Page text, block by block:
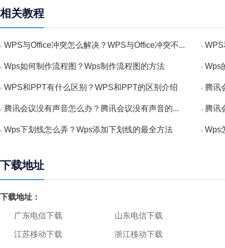
相关教程
WPS与Office冲突怎么解决？WPS与Office冲突不...
Wps如何制作流程图？Wps制作流程图的方法 Wps
WPS和PPT有什么区别？WPS和PPT的区别介绍 腾讯
腾讯会议没有声音怎么办？腾讯会议没有声音的... 腾讯
Wps下划线怎么弄？Wps添加下划线的最全方法 Wps
下载地址
下载地址：
广东电信下载 山东电信下载
江苏移动下载 浙江移动下载